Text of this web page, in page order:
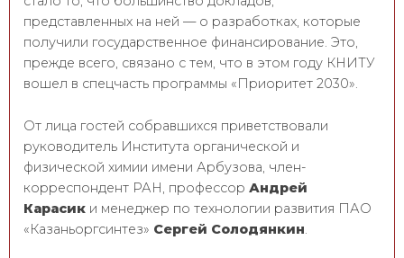
представленных на ней — о разработках, которые
получили государственное финансирование. Это,
прежде всего, связано с тем, что в этом году КНИТУ
вошел в спецчасть программы «Приоритет 2030».
От лица гостей собравшихся приветствовали
руководитель Института органической и
физической химии имени Арбузова, член-
корреспондент РАН, профессор Андрей
Карасик и менеджер по технологии развития ПАО
«Казаньоргсинтез» Сергей Солодянкин.